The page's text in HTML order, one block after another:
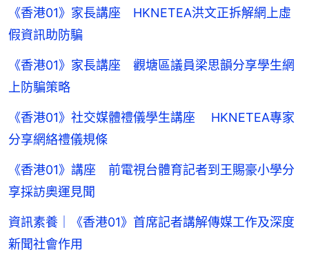
《香港01》家長講座 HKNETEA洪文正拆解網上虛
假資訊助防騙
《香港01》家長講座 觀塘區議員梁思韻分享學生網
上防騙策略
《香港01》社交媒體禮儀學生講座 HKNETEA專家
分享網絡禮儀規條
《香港01》講座 前電視台體育記者到王賜豪小學分
享採訪奧運見聞
資訊素養｜《香港01》首席記者講解傳媒工作及深度
新聞社會作用